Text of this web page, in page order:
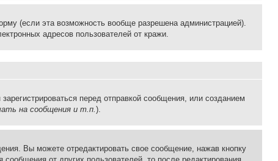
(если эта возможность вообще разрешена администрацией).
адресов пользователей от кражи.
перед отправкой сообщения, или созданием
на сообщения и т.п.).
Вы можете отредактировать свое сообщение, нажав кнопку